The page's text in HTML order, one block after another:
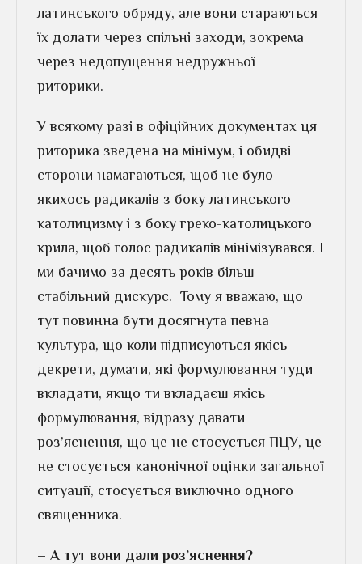
латинського обряду, але вони стараються
їх долати через спільні заходи, зокрема
через недопущення недружньої
риторики.
У всякому разі в офіційних документах ця
риторика зведена на мінімум, і обидві
сторони намагаються, щоб не було
якихось радикалів з боку латинського
католицизму і з боку греко-католицького
крила, щоб голос радикалів мінімізувався. І
ми бачимо за десять років більш
стабільний дискурс. Тому я вважаю, що
тут повинна бути досягнута певна
культура, що коли підписуються якісь
декрети, думати, які формулювання туди
вкладати, якщо ти вкладаєш якісь
формулювання, відразу давати
роз’яснення, що це не стосується ПЦУ, це
не стосується канонічної оцінки загальної
ситуації, стосується виключно одного
священника.
– А тут вони дали роз’яснення?